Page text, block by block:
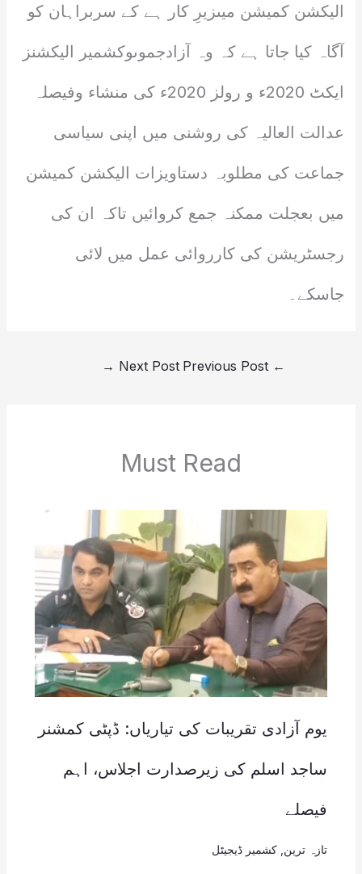
الیکشن کمیشن میںزیرِ کار ہے کے سربراہان کو
آگاہ کیا جاتا ہے کہ وہ آزادجموںوکشمیر الیکشنز
ایکٹ 2020ء و رولز 2020ء کی منشاء وفیصلہ
عدالت العالیہ کی روشنی میں اپنی سیاسی
جماعت کی مطلوبہ دستاویزات الیکشن کمیشن
میں بعجلت ممکنہ جمع کروائیں تاکہ ان کی
رجسٹریشن کی کارروائی عمل میں لائی
جاسکے۔
←
Next Post
→
Must Read
یوم آزادی تقریبات کی تیاریاں: ڈپٹی کمشنر
ساجد اسلم کی زیرصدارت اجلاس، اہم
فیصلے
تازہ ترین کشمیر ڈیجیٹل